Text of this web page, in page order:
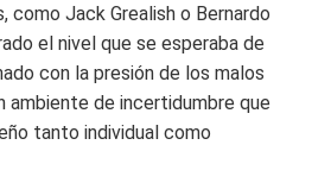
como Jack Grealish o Bernardo
el nivel que se esperaba de
con la presión de los malos
ambiente de incertidumbre que
tanto individual como